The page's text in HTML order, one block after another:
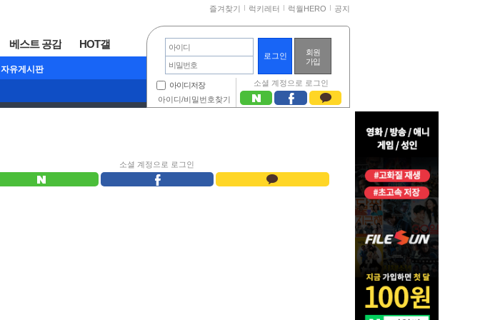
즐겨찾기 럭키레터 럭월HERO 공지
아이디
비밀번호
회원
가입
아이디저장
아이디/비밀번호찾기
소셜 계정으로 로그인
베스트 공감 HOT갤
자유게시판
소셜 계정으로 로그인